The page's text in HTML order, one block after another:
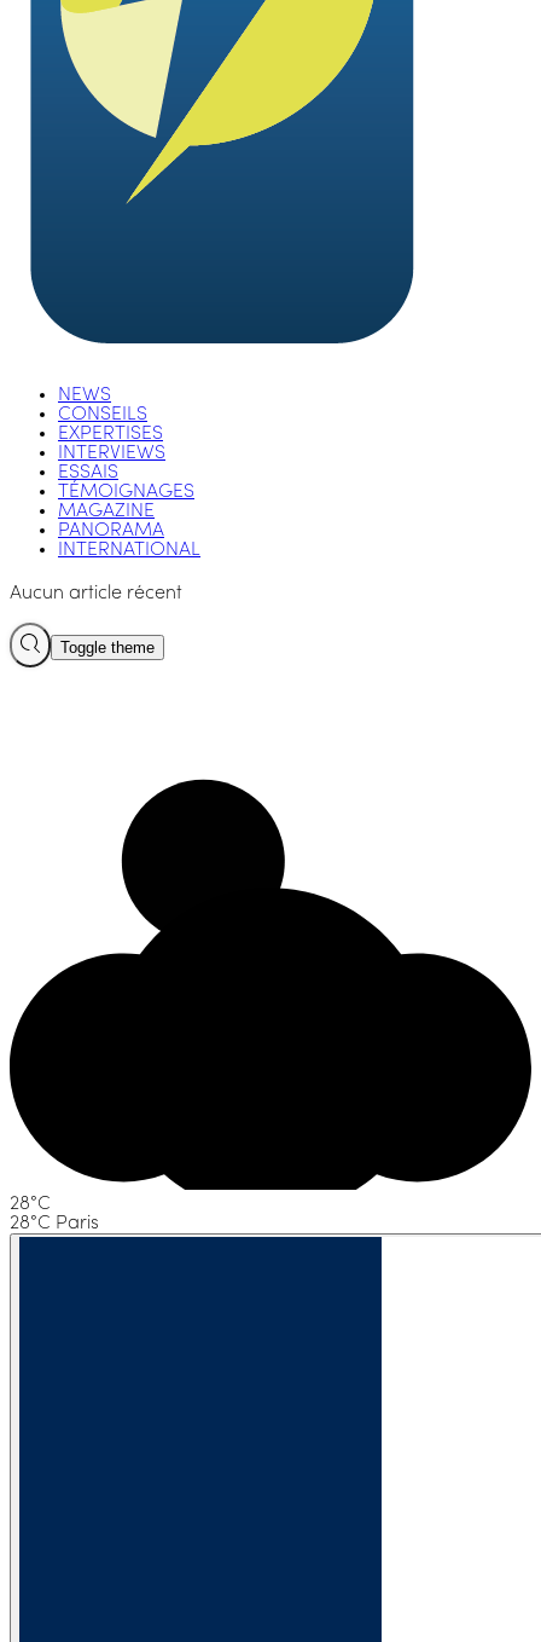
NEWS
CONSEILS
EXPERTISES
INTERVIEWS
ESSAIS
TÉMOIGNAGES
MAGAZINE
PANORAMA
INTERNATIONAL
Aucun article récent
Toggle theme
28°C
28°C Paris